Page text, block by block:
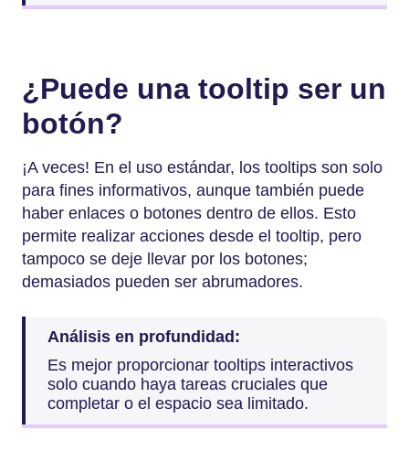
¿Puede una tooltip ser un
botón?
¡A veces! En el uso estándar, los tooltips son solo
para fines informativos, aunque también puede
haber enlaces o botones dentro de ellos. Esto
permite realizar acciones desde el tooltip, pero
tampoco se deje llevar por los botones;
demasiados pueden ser abrumadores.
Análisis en profundidad:
Es mejor proporcionar tooltips interactivos
solo cuando haya tareas cruciales que
completar o el espacio sea limitado.